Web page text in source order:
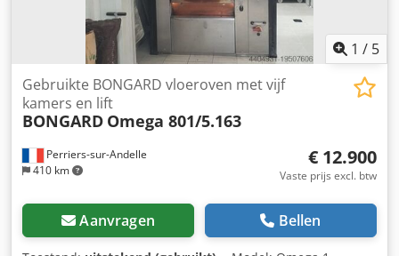
1 / 5
Perriers-sur-Andelle
410 km
Gebruikte BONGARD vloeroven met vijf
kamers en lift
BONGARD Omega 801/5.163
€ 12.900
Vaste prijs excl. btw
Aanvragen Bellen